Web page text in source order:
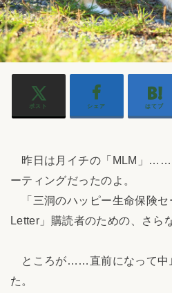
ポスト シェア はてブ
昨日は月イチの「MLM」……
ーティングだったのよ。
「三洞のハッピー生命保険セ
Letter」購読者のための、さら
ところが……直前になって中
た。